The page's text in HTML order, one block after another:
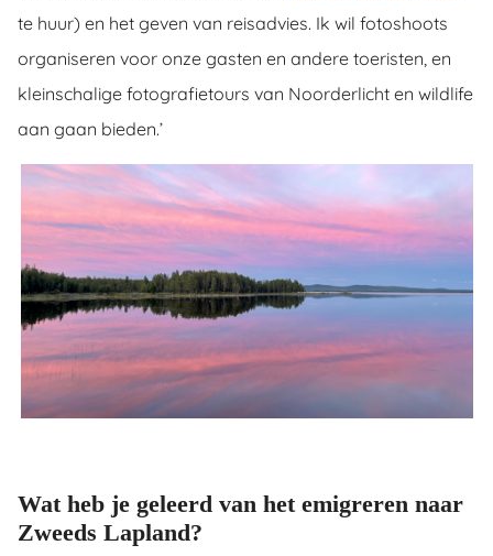
te huur) en het geven van reisadvies. Ik wil fotoshoots
organiseren voor onze gasten en andere toeristen, en
kleinschalige fotografietours van Noorderlicht en wildlife
aan gaan bieden.’
Wat heb je geleerd van het emigreren naar
Zweeds Lapland?